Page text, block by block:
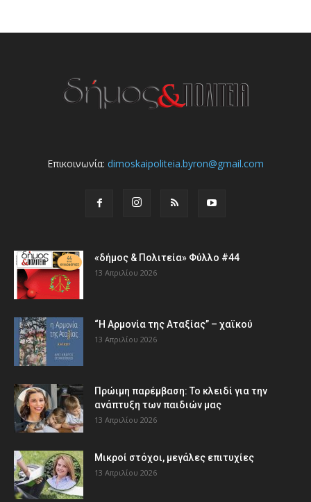
Επικοινωνία: dimoskaipoliteia.byron@gmail.com
«δήμος & Πολιτεία» Φύλλο #44
13 Απριλίου 2026
“Η Αρμονία της Αταξίας” – χαϊκού
13 Απριλίου 2026
Πρώιμη παρέμβαση: Το κλειδί για την
ανάπτυξη των παιδιών µας
13 Απριλίου 2026
Μικροί στόχοι, μεγάλες επιτυχίες
13 Απριλίου 2026